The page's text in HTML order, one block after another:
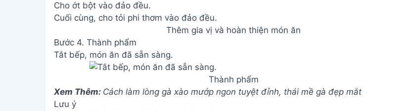
Cho ớt bột vào đảo đều.
Cuối cùng, cho tỏi phi thơm vào đảo đều.
Thêm gia vị và hoàn thiện món ăn
Bước 4. Thành phẩm
Tắt bếp, món ăn đã sẵn sàng.
Thành phẩm
Xem Thêm: Cách làm lòng gà xào mướp ngon tuyệt đỉnh, thái mề gà đẹp mắt
Lưu ý